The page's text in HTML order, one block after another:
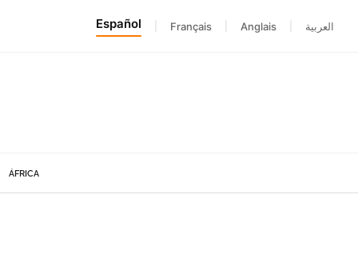
Español Français Anglais العربية
ÁFRICA